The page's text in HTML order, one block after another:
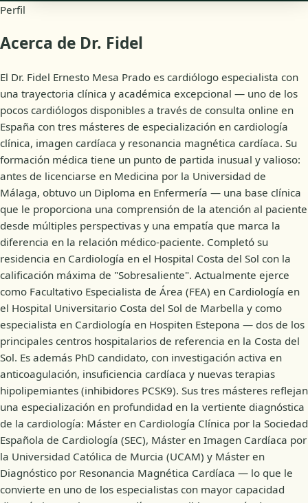
Perfil
Acerca de Dr. Fidel
El Dr. Fidel Ernesto Mesa Prado es cardiólogo especialista con
una trayectoria clínica y académica excepcional — uno de los
pocos cardiólogos disponibles a través de consulta online en
España con tres másteres de especialización en cardiología
clínica, imagen cardíaca y resonancia magnética cardíaca. Su
formación médica tiene un punto de partida inusual y valioso:
antes de licenciarse en Medicina por la Universidad de
Málaga, obtuvo un Diploma en Enfermería — una base clínica
que le proporciona una comprensión de la atención al paciente
desde múltiples perspectivas y una empatía que marca la
diferencia en la relación médico-paciente. Completó su
residencia en Cardiología en el Hospital Costa del Sol con la
calificación máxima de "Sobresaliente". Actualmente ejerce
como Facultativo Especialista de Área (FEA) en Cardiología en
el Hospital Universitario Costa del Sol de Marbella y como
especialista en Cardiología en Hospiten Estepona — dos de los
principales centros hospitalarios de referencia en la Costa del
Sol. Es además PhD candidato, con investigación activa en
anticoagulación, insuficiencia cardíaca y nuevas terapias
hipolipemiantes (inhibidores PCSK9). Sus tres másteres reflejan
una especialización en profundidad en la vertiente diagnóstica
de la cardiología: Máster en Cardiología Clínica por la Sociedad
Española de Cardiología (SEC), Máster en Imagen Cardíaca por
la Universidad Católica de Murcia (UCAM) y Máster en
Diagnóstico por Resonancia Magnética Cardíaca — lo que le
convierte en uno de los especialistas con mayor capacidad